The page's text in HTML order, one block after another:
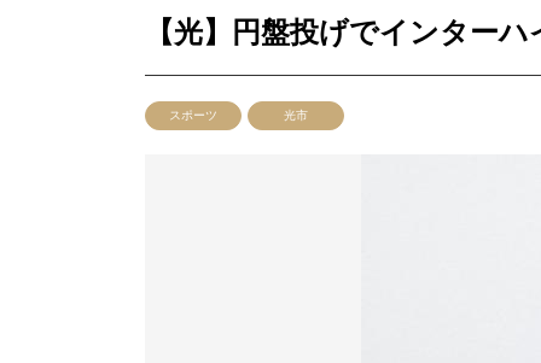
【光】円盤投げでインター
スポーツ 光市